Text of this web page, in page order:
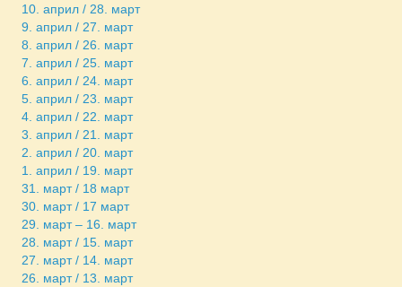
10. април / 28. март
9. април / 27. март
8. април / 26. март
7. април / 25. март
6. април / 24. март
5. април / 23. март
4. април / 22. март
3. април / 21. март
2. април / 20. март
1. април / 19. март
31. март / 18 март
30. март / 17 март
29. март – 16. март
28. март / 15. март
27. март / 14. март
26. март / 13. март